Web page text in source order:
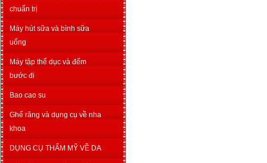
chuẩn trị
Máy hút sữa và bình sữa
uống
Máy tập thể dục và đếm
bước đi
Bao cao su
Ghế răng và dụng cụ về nha
khoa
DỤNG CỤ THẨM MỸ VỀ DA